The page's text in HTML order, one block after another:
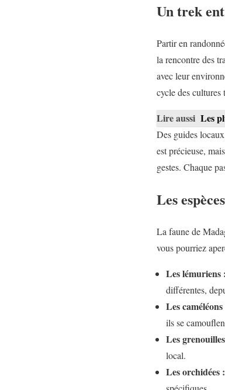
Un trek
Partir en
la rencontre des
avec leur
cycle des
Lire aussi Les
Des guides
est précieuse,
gestes. Chaque
Les
La faune de
vous pourriez
Les lémuriens :
différentes,
Les caméléons
ils se
Les
local.
Les orchidées :